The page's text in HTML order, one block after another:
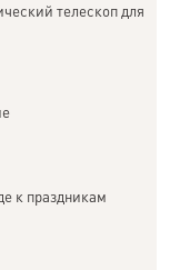
телескоп для
к праздникам